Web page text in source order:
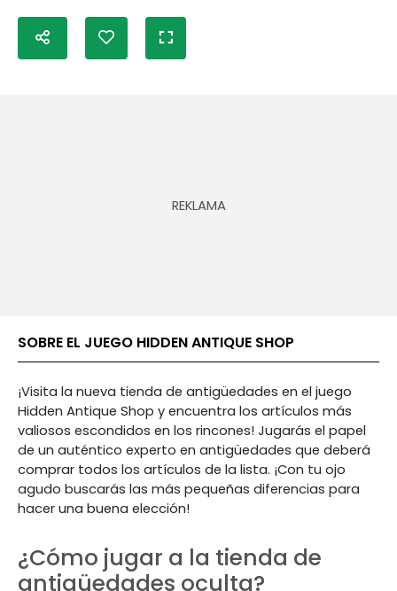
SOBRE EL JUEGO HIDDEN ANTIQUE SHOP
¡Visita la nueva tienda de antigüedades en el juego
Hidden Antique Shop y encuentra los artículos más
valiosos escondidos en los rincones! Jugarás el papel
de un auténtico experto en antigüedades que deberá
comprar todos los artículos de la lista. ¡Con tu ojo
agudo buscarás las más pequeñas diferencias para
hacer una buena elección!
¿Cómo jugar a la tienda de
antigüedades oculta?